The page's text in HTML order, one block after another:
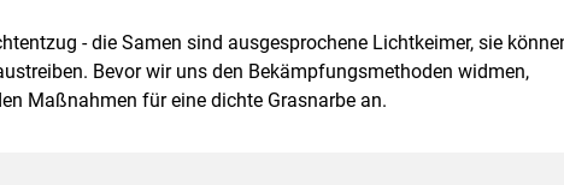
- die Samen sind ausgesprochene Lichtkeimer, sie
Bevor wir uns den Bekämpfungsmethoden widmen,
Maßnahmen für eine dichte Grasnarbe an.